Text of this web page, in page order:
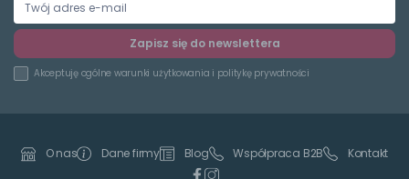
Zapisz się do newslettera
Akceptuję ogólne warunki użytkowania i politykę prywatności
O nas Dane firmy Blog Współpraca B2B Kontakt